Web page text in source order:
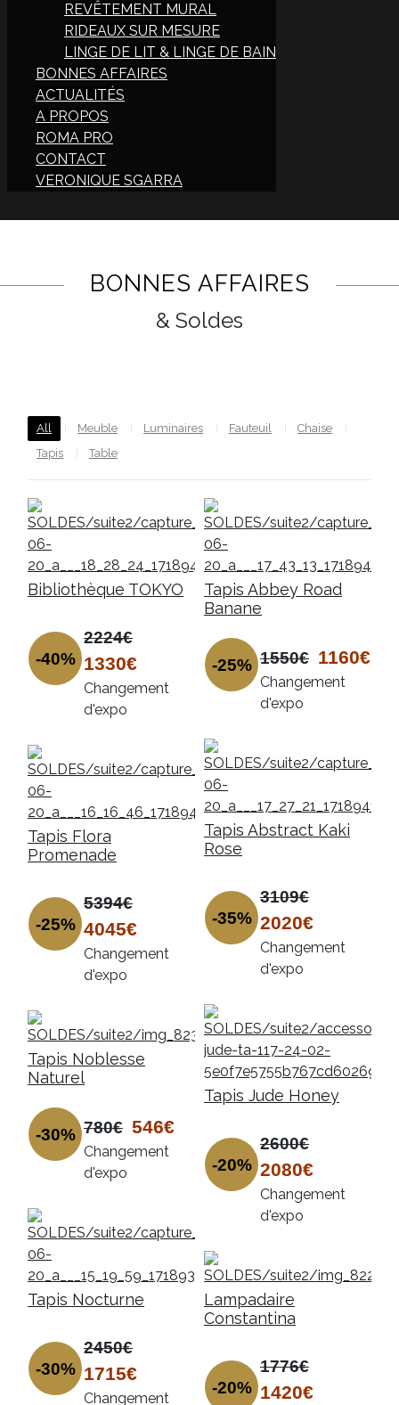
REVÊTEMENT MURAL
RIDEAUX SUR MESURE
LINGE DE LIT & LINGE DE BAIN
BONNES AFFAIRES
ACTUALITÉS
A PROPOS
ROMA PRO
CONTACT
VERONIQUE SGARRA
BONNES AFFAIRES
& Soldes
All Meuble Luminaires Fauteuil
Chaise
Tapis
Table
Bibliothèque TOKYO
-40%
2224€
1330€
Changement
d'expo
Tapis Abbey Road
Banane
-25% 1550€ 1160€
Changement
d'expo
Tapis Abstract Kaki
Rose
-35%
3109€
2020€
Changement
d'expo
Tapis Flora
Promenade
-25%
5394€
4045€
Changement
d'expo
Tapis Jude Honey
-20%
2600€
2080€
Changement
d'expo
Tapis Noblesse
Naturel
-30% 780€ 546€
Changement
d'expo
Tapis Nocturne
-30%
2450€
1715€
Changement
Lampadaire
Constantina
-20%
1776€
1420€